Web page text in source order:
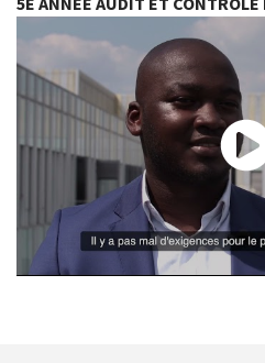
Rencontre avec Mac Wilfried